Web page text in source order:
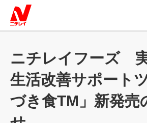
ニチレイフーズ
生活改善サポート
づき食TM」新発売